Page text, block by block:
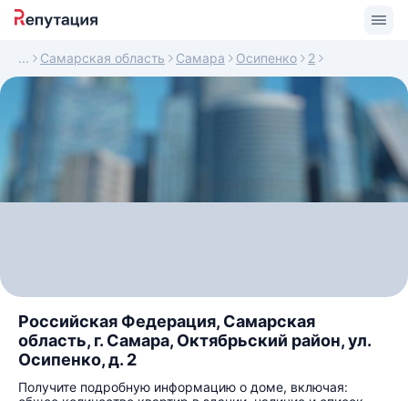
Самарская область Самара Осипенко 2
Российская Федерация, Самарская
область, г. Самара, Октябрьский район, ул.
Осипенко, д. 2
Получите подробную информацию о доме, включая: